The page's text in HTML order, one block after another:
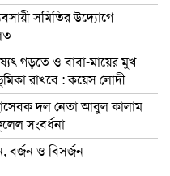
সমিতির উদ্যোগে
গড়তে ও বাবা-মায়ের মুখ
রাখবে : কয়েস লোদী
দল নেতা আবুল কালাম
সংবর্ধনা
বর্জন ও বিসর্জন